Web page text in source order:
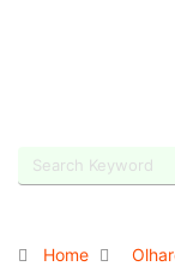
Home